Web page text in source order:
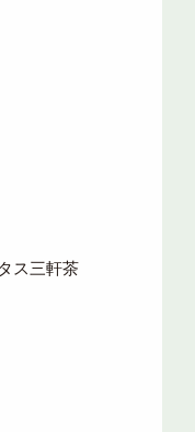
ス三軒茶